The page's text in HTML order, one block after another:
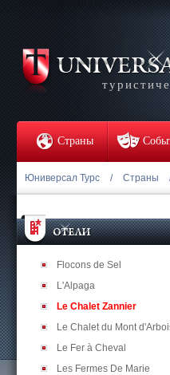
Страны
Юниверсал Турс / Страны
Flocons de Sel
L'Alpaga
Le Chalet Zannier
Le Chalet du Mont
Le Fer à Cheval
Les Fermes De Marie